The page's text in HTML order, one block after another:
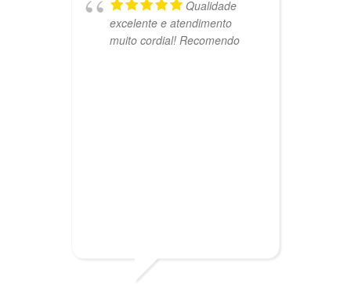
Qualidade
excelente e atendimento
muito cordial! Recomendo